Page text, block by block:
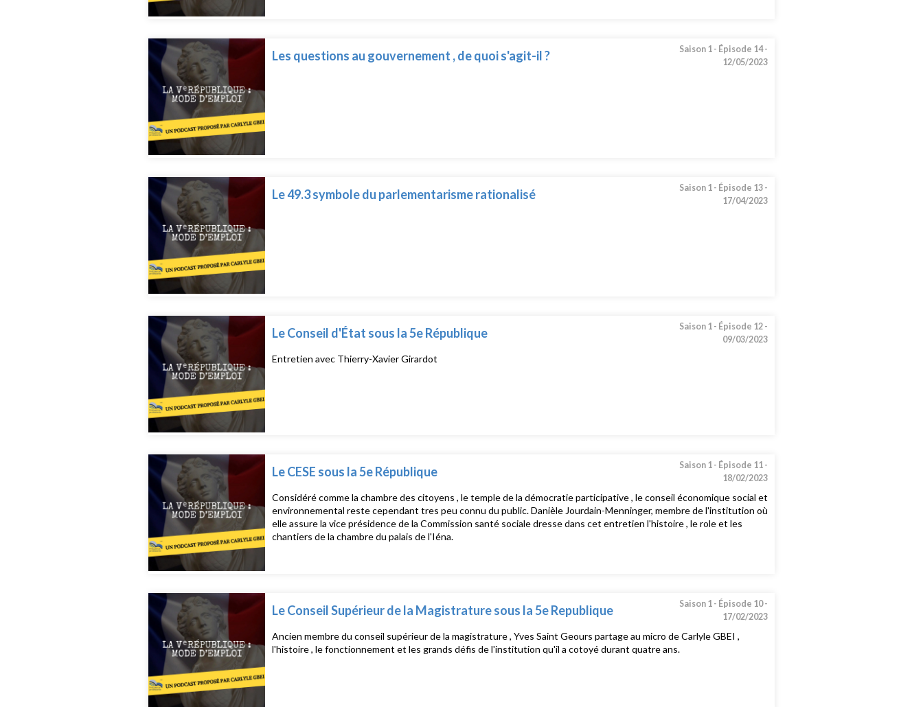
Les questions au gouvernement , de quoi s'agit-il ? Saison 1 - Épisode 14 -
12/05/2023
Le 49.3 symbole du parlementarisme rationalisé Saison 1 - Épisode 13 -
17/04/2023
Le Conseil d'État sous la 5e République Saison 1 - Épisode 12 -
09/03/2023
Entretien avec Thierry-Xavier Girardot
Le CESE sous la 5e République Saison 1 - Épisode 11 -
18/02/2023
Considéré comme la chambre des citoyens , le temple de la démocratie participative , le conseil économique social et
environnemental reste cependant tres peu connu du public. Danièle Jourdain-Menninger, membre de l'institution où
elle assure la vice présidence de la Commission santé sociale dresse dans cet entretien l'histoire , le role et les
chantiers de la chambre du palais de l'Iéna.
Le Conseil Supérieur de la Magistrature sous la 5e Republique Saison 1 - Épisode 10 -
17/02/2023
Ancien membre du conseil supérieur de la magistrature , Yves Saint Geours partage au micro de Carlyle GBEI ,
l'histoire , le fonctionnement et les grands défis de l'institution qu'il a cotoyé durant quatre ans.